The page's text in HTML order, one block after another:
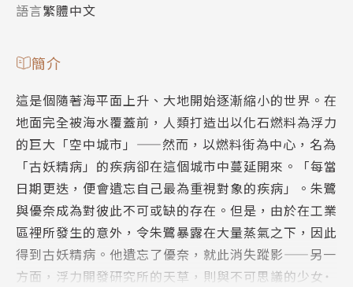
語言繁體中文
簡介
這是個隨著海平面上升、大地開始逐漸縮小的世界。在
地面完全被海水覆蓋前，人類打造出以化石燃料為浮力
的巨大「空中城市」——然而，以燃料街為中心，名為
「古妖精病」的疾病卻在這個城市中蔓延開來。「每當
日期更迭，便會遺忘自己最為重視對象的疾病」。朱鷺
與優奈成為對彼此不可或缺的存在。但是，由於在工業
區裡所發生的意外，令朱鷺暴露在大量蒸氣之下，因此
得到古妖精病。他遺忘了優奈，就此消失蹤影——另一
方面，浮力開發研究所的天草，則與不可思議的少女˙